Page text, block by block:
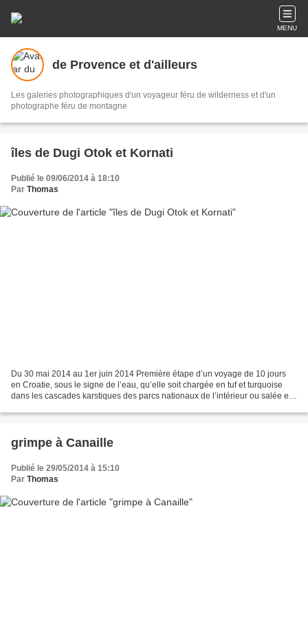
MENU
de Provence et d'ailleurs
Les galeries photographiques d'un voyageur féru de wilderness et d'un
photographe féru de montagne
îles de Dugi Otok et Kornati
Publié le 09/06/2014 à 18:10
Par Thomas
Du 30 mai 2014 au 1er juin 2014 Première étape d’un voyage de 10 jours
en Croatie, sous le signe de l’eau, qu’elle soit chargée en tuf et turquoise
dans les cascades karstiques des parcs nationaux de l’intérieur ou salée et
grimpe à Canaille
Publié le 29/05/2014 à 15:10
Par Thomas